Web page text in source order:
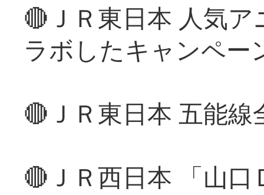
🔴ＪＲ東日本 人気
ラボしたキャンペー
🔴ＪＲ東日本 五能
🔴ＪＲ西日本 「山